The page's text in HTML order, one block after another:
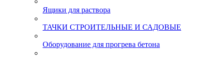
Ящики для раствора
ТАЧКИ СТРОИТЕЛЬНЫЕ И САДОВЫЕ
Оборудование для прогрева бетона